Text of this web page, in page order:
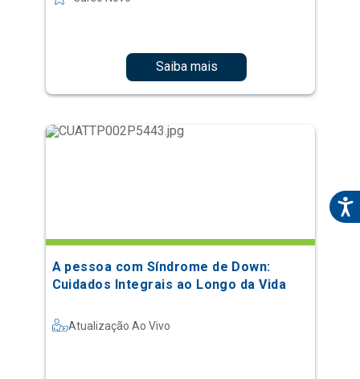
Saiba mais
A pessoa com Síndrome de Down:
Cuidados Integrais ao Longo da Vida
Atualização Ao Vivo